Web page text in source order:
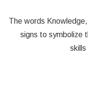
The words
signs to symbolize
skills